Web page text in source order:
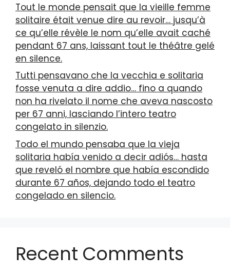
Tout le monde pensait que la vieille femme
solitaire était venue dire au revoir… jusqu’à
ce qu’elle révèle le nom qu’elle avait caché
pendant 67 ans, laissant tout le théâtre gelé
en silence.
Tutti pensavano che la vecchia e solitaria
fosse venuta a dire addio… fino a quando
non ha rivelato il nome che aveva nascosto
per 67 anni, lasciando l’intero teatro
congelato in silenzio.
Todo el mundo pensaba que la vieja
solitaria había venido a decir adiós… hasta
que reveló el nombre que había escondido
durante 67 años, dejando todo el teatro
congelado en silencio.
Recent Comments